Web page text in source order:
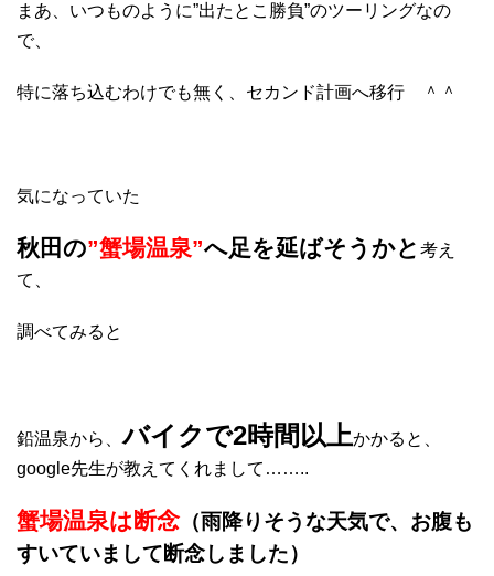
まあ、いつものように”出たとこ勝負”のツーリングなの
で、
特に落ち込むわけでも無く、セカンド計画へ移行 ＾＾
気になっていた
秋田の”蟹場温泉”へ足を延ばそうかと 考え
て、
調べてみると
鉛温泉から、バイクで2時間以上かかると、
google先生が教えてくれまして……..
蟹場温泉は断念（雨降りそうな天気で、お腹も
すいていまして断念しました）